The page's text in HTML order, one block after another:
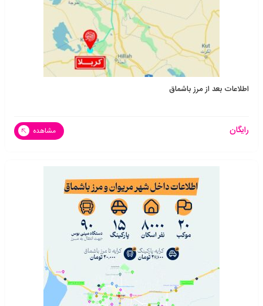
اطلاعات بعد از مرز باشماق
رایگان مشاهده